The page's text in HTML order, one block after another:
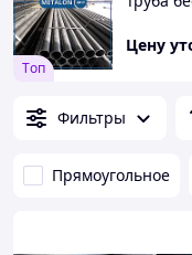
Tоп
Цену
Фильтры
Прямоугольное